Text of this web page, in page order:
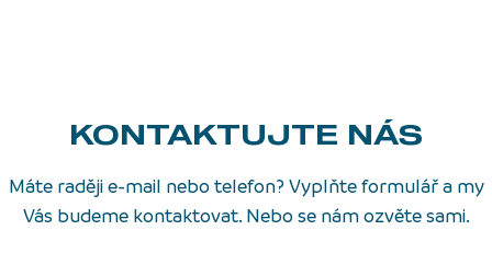
KONTAKTUJTE NÁS
Máte raději e-mail nebo telefon? Vyplňte formulář a my
Vás budeme kontaktovat. Nebo se nám ozvěte sami.